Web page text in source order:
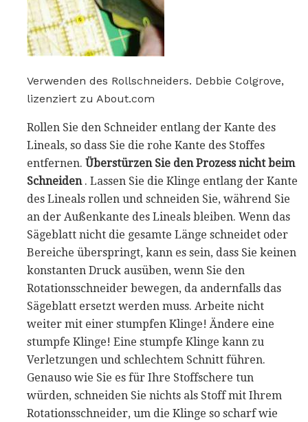
Verwenden des Rollschneiders. Debbie Colgrove,
lizenziert zu About.com
Rollen Sie den Schneider entlang der Kante des
Lineals, so dass Sie die rohe Kante des Stoffes
entfernen. Überstürzen Sie den Prozess nicht beim
Schneiden. Lassen Sie die Klinge entlang der Kante
des Lineals rollen und schneiden Sie, während Sie
an der Außenkante des Lineals bleiben. Wenn das
Sägeblatt nicht die gesamte Länge schneidet oder
Bereiche überspringt, kann es sein, dass Sie keinen
konstanten Druck ausüben, wenn Sie den
Rotationsschneider bewegen, da andernfalls das
Sägeblatt ersetzt werden muss. Arbeite nicht
weiter mit einer stumpfen Klinge! Ändere eine
stumpfe Klinge! Eine stumpfe Klinge kann zu
Verletzungen und schlechtem Schnitt führen.
Genauso wie Sie es für Ihre Stoffschere tun
würden, schneiden Sie nichts als Stoff mit Ihrem
Rotationsschneider, um die Klinge so scharf wie